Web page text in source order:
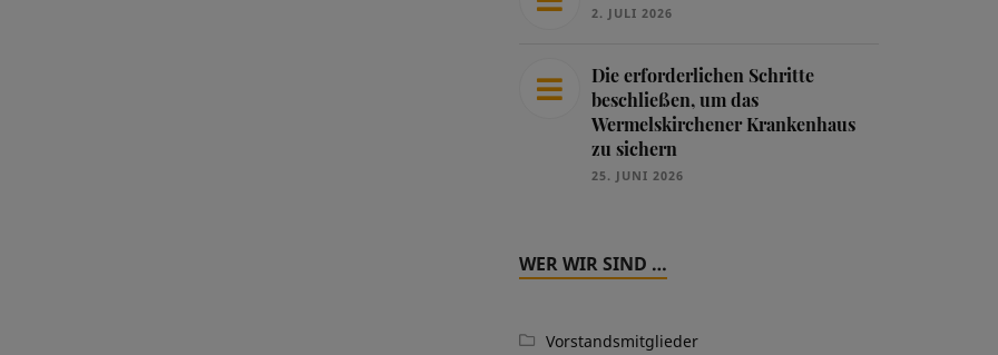
2. JULI 2026
Die erforderlichen Schritte
beschließen, um das
Wermelskirchener Krankenhaus
zu sichern
25. JUNI 2026
WER WIR SIND …
Vorstandsmitglieder